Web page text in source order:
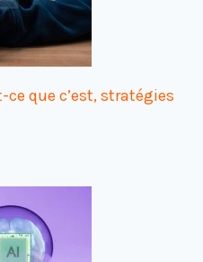
que c’est, stratégies